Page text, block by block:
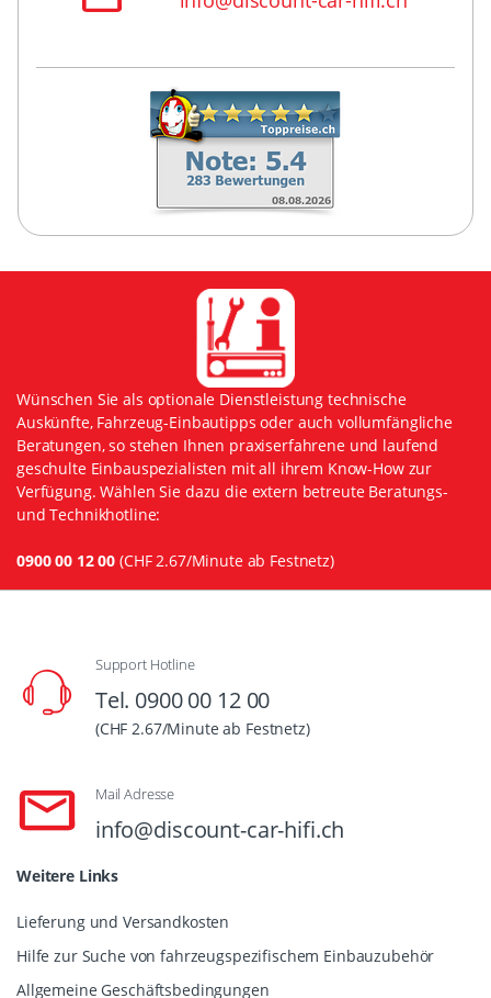
Wünschen Sie als optionale Dienstleistung technische
Auskünfte, Fahrzeug-Einbautipps oder auch vollumfängliche
Beratungen, so stehen Ihnen praxiserfahrene und laufend
geschulte Einbauspezialisten mit all ihrem Know-How zur
Verfügung. Wählen Sie dazu die extern betreute Beratungs-
und Technikhotline:
0900 00 12 00 (CHF 2.67/Minute ab Festnetz)
Support Hotline
Tel. 0900 00 12 00
(CHF 2.67/Minute ab Festnetz)
Mail Adresse
info@discount-car-hifi.ch
Weitere Links
Lieferung und Versandkosten
Hilfe zur Suche von fahrzeugspezifischem Einbauzubehör
Allgemeine Geschäftsbedingungen